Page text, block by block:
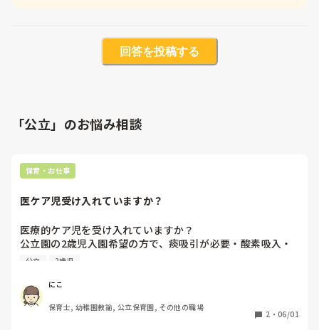
回答を投稿する
「公立」のお悩み相談
保育・お仕事
医ケア児受け入れていますか？
医療的ケア児を受け入れていますか？
公立園の2歳児入園希望の方で、痰吸引が必要・酸素吸入・
中期食・手術後の為戸外遊びは禁止の子が来ました。「集団
と思ってしまいました。
管なんて、他のお子さんから引っ張られたりつまづいたりし
そうでこわすぎるし、うちに看護師はいないので痰吸引なん
公立 2歳児
にこ
保育士, 幼稚園教諭, 公立保育園, その他の職場
2 ・ 06/01